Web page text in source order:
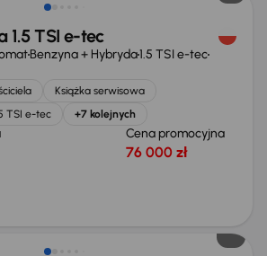
1.5 TSI e-tec
Benzyna + Hybryda1.5 TSI e-tec
Książka serwisowa
TSI e-tec +7 kolejnych
Cena promocyjna
76 000 zł